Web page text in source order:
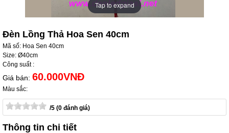
Tap to expand
Tap to expand
Đèn Lồng Thả Hoa Sen 40cm
Mã số: Hoa Sen 40cm
Size: Ø40cm
Công suất :
Giá bán: 60.000VNĐ
Màu sắc:
/5 (0 đánh giá)
Thông tin chi tiết